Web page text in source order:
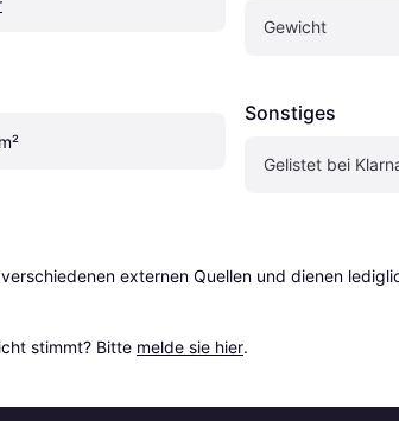
Gewicht
Sonstiges
Gelistet bei
externen Quellen und dienen
stimmt? Bitte melde sie hier.